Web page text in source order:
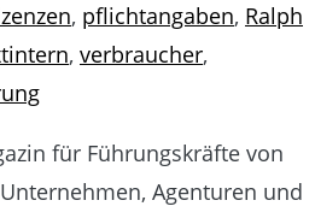
, pflichtangaben, Ralph
, verbraucher,
für Führungskräfte von
Agenturen und